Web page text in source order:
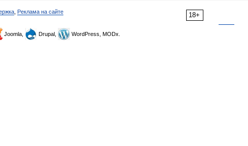
18+
Реклама на сайте
Joomla, Drupal, WordPress, MODx.